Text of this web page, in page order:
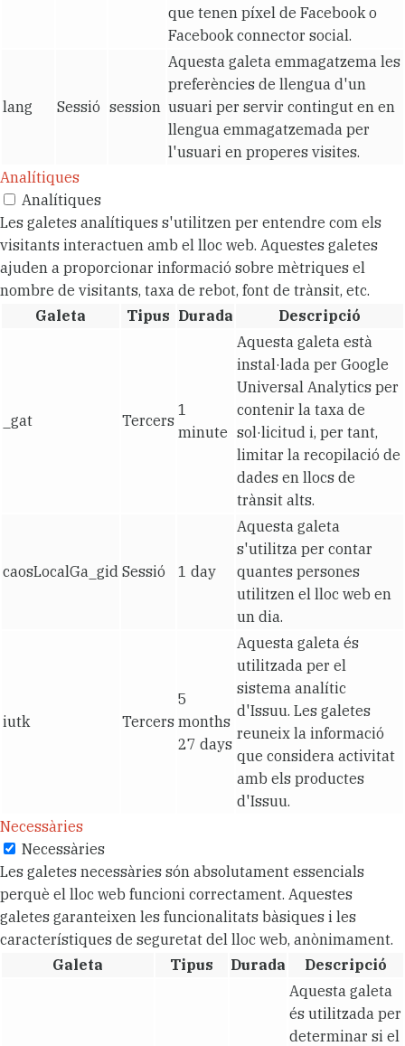
que tenen píxel de Facebook o
Facebook connector social.
lang Sessió session
Aquesta galeta emmagatzema les
preferències de llengua d'un
usuari per servir contingut en en
llengua emmagatzemada per
l'usuari en properes visites.
Analítiques
Analítiques
Les galetes analítiques s'utilitzen per entendre com els
visitants interactuen amb el lloc web. Aquestes galetes
ajuden a proporcionar informació sobre mètriques el
nombre de visitants, taxa de rebot, font de trànsit, etc.
Galeta
Tipus Durada Descripció
_gat Tercers
1
minute
Aquesta galeta està
instal·lada per Google
Universal Analytics per
contenir la taxa de
sol·licitud i, per tant,
limitar la recopilació de
dades en llocs de
trànsit alts.
caosLocalGa_gid Sessió 1 day
Aquesta galeta
s'utilitza per contar
quantes persones
utilitzen el lloc web en
un dia.
iutk Tercers
5
months
27 days
Aquesta galeta és
utilitzada per el
sistema analític
d'Issuu. Les galetes
reuneix la informació
que considera activitat
amb els productes
d'Issuu.
Necessàries
Necessàries
Les galetes necessàries són absolutament essencials
perquè el lloc web funcioni correctament. Aquestes
galetes garanteixen les funcionalitats bàsiques i les
característiques de seguretat del lloc web, anònimament.
Galeta
Tipus Durada Descripció
Aquesta galeta
és utilitzada per
determinar si el